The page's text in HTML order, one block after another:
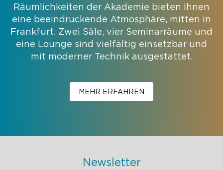
Räumlichkeiten der Akademie bieten Ihnen
eine beeindruckende Atmosphäre, mitten in
Frankfurt. Zwei Säle, vier Seminarräume und
eine Lounge sind vielfältig einsetzbar und
mit moderner Technik ausgestattet.
MEHR ERFAHREN
Newsletter